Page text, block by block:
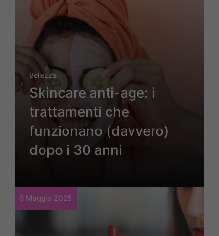
Bellezza
Skincare anti-age: i
trattamenti che
funzionano (davvero)
dopo i 30 anni
5 Maggio 2025